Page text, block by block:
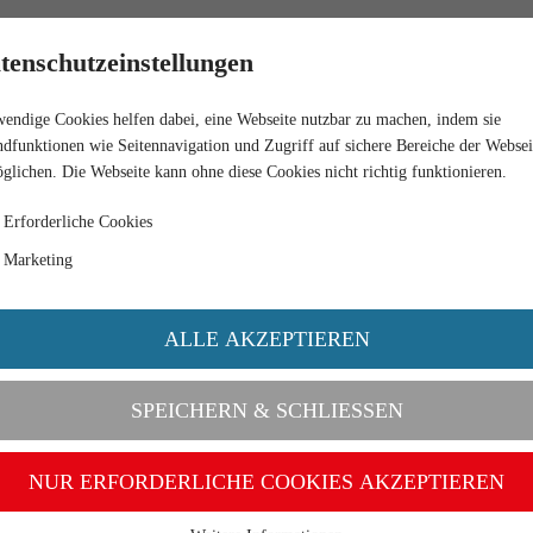
Cookies helfen dabei, eine Webseite nutzbar zu machen, indem sie
wie Seitennavigation und Zugriff auf sichere Bereiche der
Die Webseite kann ohne diese Cookies nicht richtig funktionieren.
Erforderliche Cookies
Marketing
ALLE AKZEPTIEREN
SPEICHERN & SCHLIESSEN
NUR ERFORDERLICHE COOKIES AKZEPTIEREN